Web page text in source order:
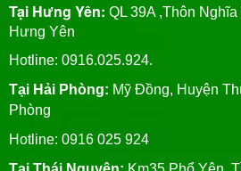
Tại Hưng Yên: QL 39A ,Thôn
Hưng Yên
Hotline: 0916.025.924.
Tại Hải Phòng: Mỹ Đồng, Huyện
Phòng
Hotline: 0916 025 924